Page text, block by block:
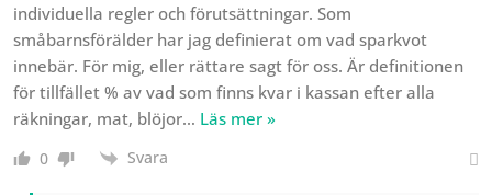
individuella regler och förutsättningar. Som
småbarnsförälder har jag definierat om vad sparkvot
innebär. För mig, eller rättare sagt för oss. Är definitionen
för tillfället % av vad som finns kvar i kassan efter alla
räkningar, mat, blöjor… Läs mer »
0 Svara